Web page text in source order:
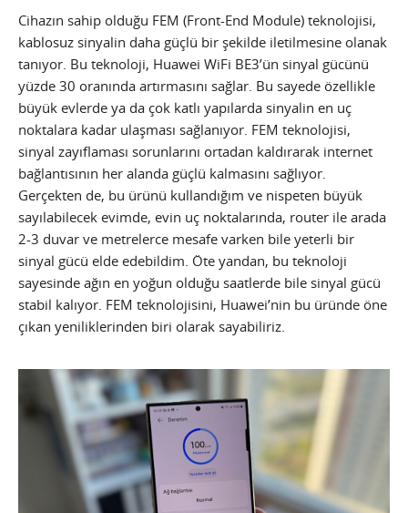
Cihazın sahip olduğu FEM (Front-End Module) teknolojisi,
kablosuz sinyalin daha güçlü bir şekilde iletilmesine olanak
tanıyor. Bu teknoloji, Huawei WiFi BE3’ün sinyal gücünü
yüzde 30 oranında artırmasını sağlar. Bu sayede özellikle
büyük evlerde ya da çok katlı yapılarda sinyalin en uç
noktalara kadar ulaşması sağlanıyor. FEM teknolojisi,
sinyal zayıflaması sorunlarını ortadan kaldırarak internet
bağlantısının her alanda güçlü kalmasını sağlıyor.
Gerçekten de, bu ürünü kullandığım ve nispeten büyük
sayılabilecek evimde, evin uç noktalarında, router ile arada
2-3 duvar ve metrelerce mesafe varken bile yeterli bir
sinyal gücü elde edebildim. Öte yandan, bu teknoloji
sayesinde ağın en yoğun olduğu saatlerde bile sinyal gücü
stabil kalıyor. FEM teknolojisini, Huawei’nin bu üründe öne
çıkan yeniliklerinden biri olarak sayabiliriz.